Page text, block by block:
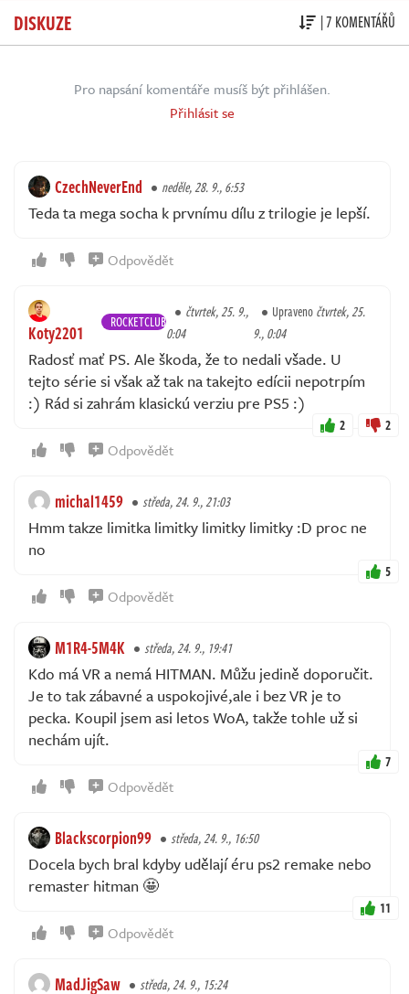
DISKUZE | 7 KOMENTÁŘŮ
Pro napsání komentáře musíš být přihlášen.
Přihlásit se
CzechNeverEnd neděle, 28. 9., 6:53
Teda ta mega socha k prvnímu dílu z trilogie je lepší.
Odpovědět
Koty2201 ROCKETCLUB
čtvrtek, 25. 9.,
0:04
Upravenočtvrtek, 25.
9., 0:04
Radosť mať PS. Ale škoda, že to nedali všade. U
tejto série si však až tak na takejto edícii nepotrpím
:) Rád si zahrám klasickú verziu pre PS5 :)
2 2
Odpovědět
michal1459 středa, 24. 9., 21:03
Hmm takze limitka limitky limitky limitky :D proc ne
no
5
Odpovědět
M1R4-5M4K středa, 24. 9., 19:41
Kdo má VR a nemá HITMAN. Můžu jedině doporučit.
Je to tak zábavné a uspokojivé,ale i bez VR je to
pecka. Koupil jsem asi letos WoA, takže tohle už si
nechám ujít.
7
Odpovědět
Blackscorpion99 středa, 24. 9., 16:50
Docela bych bral kdyby udělají éru ps2 remake nebo
remaster hitman 🤩
11
Odpovědět
MadJigSaw středa, 24. 9., 15:24